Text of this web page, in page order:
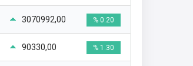
3070992,00 % 0.20
90330,00 % 1.30